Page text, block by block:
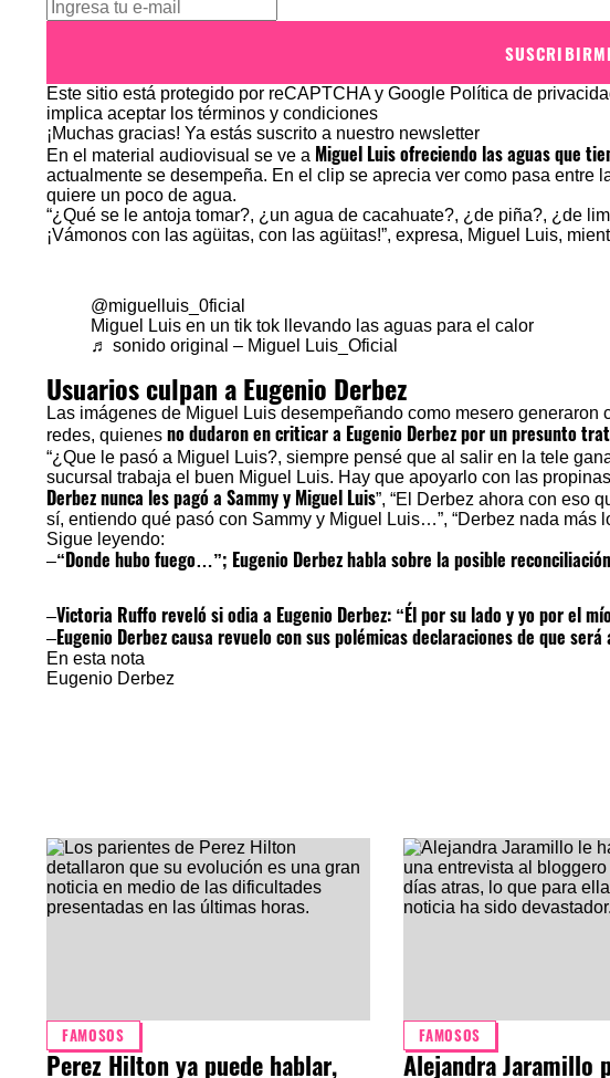
Este sitio está protegido por reCAPTCHA y Google Política de
implica aceptar los términos y condiciones
¡Muchas gracias! Ya estás suscrito a nuestro newsletter
En el material audiovisual se ve a Miguel Luis ofreciendo las aguas que
actualmente se desempeña. En el clip se aprecia ver como pasa entre
quiere un poco de agua.
“¿Qué se le antoja tomar?, ¿un agua de cacahuate?, ¿de piña?, ¿de
¡Vámonos con las agüitas, con las agüitas!”, expresa, Miguel Luis,
@miguelluis_0ficial
Miguel Luis en un tik tok llevando las aguas para el calor
♬ sonido original – Miguel Luis_Oficial
Usuarios culpan a Eugenio Derbez
Las imágenes de Miguel Luis desempeñando como mesero
redes, quienes no dudaron en criticar a Eugenio Derbez por un presunto
“¿Que le pasó a Miguel Luis?, siempre pensé que al salir en la tele
sucursal trabaja el buen Miguel Luis. Hay que apoyarlo con las
Derbez nunca les pagó a Sammy y Miguel Luis”, “El Derbez ahora con eso
sí, entiendo qué pasó con Sammy y Miguel Luis…”, “Derbez nada más
Sigue leyendo:
–“Donde hubo fuego…”; Eugenio Derbez habla sobre la posible
–Victoria Ruffo reveló si odia a Eugenio Derbez: “Él por su lado y yo por el
–Eugenio Derbez causa revuelo con sus polémicas declaraciones de que será
En esta nota
Eugenio Derbez
FAMOSOS
Perez Hilton ya puede hablar,
FAMOSOS
Alejandra Jaramillo